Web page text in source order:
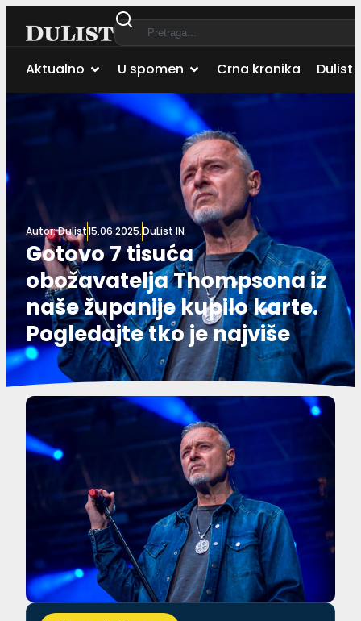
Aktualno U spomen Crna kronika Dulist
Autor:Dulist15.06.2025.DuList IN
Gotovo 7 tisuća
obožavatelja Thompsona iz
naše županije kupilo karte.
Pogledajte tko je najviše